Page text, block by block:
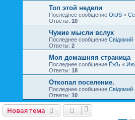
Топ этой недели
Последнее сообщение OiUS «
Ответы: 10
Чужие мысли вслух
Последнее сообщение Свідомий
Ответы: 2
Моя домашняя страница
Последнее сообщение ЁжЪ «
Ответы: 18
Откопал поселение.
Последнее сообщение Свідомий
Ответы: 10
Новая тема